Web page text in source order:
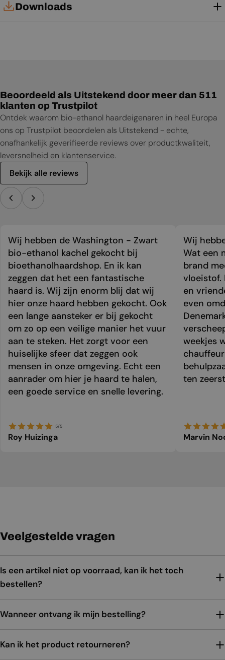
Downloads
Beoordeeld als Uitstekend door meer dan 511
klanten op Trustpilot
Ontdek waarom bio-ethanol haardeigenaren in heel Europa
ons op Trustpilot beoordelen als Uitstekend - echte,
onafhankelijk geverifieerde reviews over productkwaliteit,
leversnelheid en klantenservice.
Bekijk alle reviews
Wij hebben de Washington - Zwart
bio-ethanol kachel gekocht bij
bioethanolhaardshop. En ik kan
zeggen dat het een fantastische
haard is. Wij zijn enorm blij dat wij
hier onze haard hebben gekocht. Ook
een lange aansteker er bij gekocht
om zo op een veilige manier het vuur
aan te steken. Het zorgt voor een
huiselijke sfeer dat zeggen ook
mensen in onze omgeving. Echt een
aanrader om hier je haard te halen,
een goede service en snelle levering.
5/5
Roy Huizinga
Wij
Wat een
brand
vloeistof.
en
even
weekjes
ten
Marvin
Veelgestelde vragen
Is een artikel niet op voorraad, kan ik het toch
bestellen?
Wanneer ontvang ik mijn bestelling?
Kan ik het product retourneren?